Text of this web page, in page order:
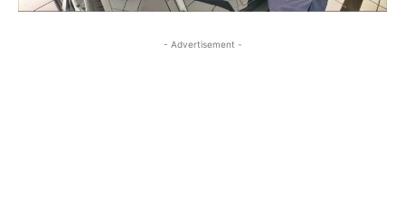
- Advertisement -